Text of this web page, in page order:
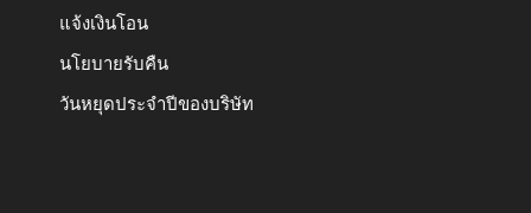
แจ้งเงินโอน
นโยบายรับคืน
วันหยุดประจำปีของบริษัท